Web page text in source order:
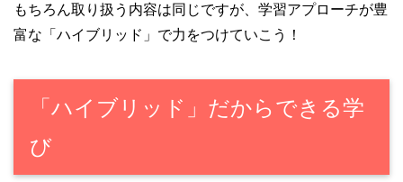
もちろん取り扱う内容は同じですが、学習アプローチが豊
富な「ハイブリッド」で力をつけていこう！
「ハイブリッド」だからできる学
び